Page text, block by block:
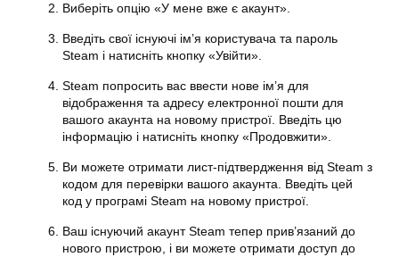
Виберіть опцію «У мене вже є акаунт».
Введіть свої існуючі ім’я користувача та пароль
Steam і натисніть кнопку «Увійти».
Steam попросить вас ввести нове ім’я для
відображення та адресу електронної пошти для
вашого акаунта на новому пристрої. Введіть цю
інформацію і натисніть кнопку «Продовжити».
Ви можете отримати лист-підтвердження від Steam з
кодом для перевірки вашого акаунта. Введіть цей
код у програмі Steam на новому пристрої.
Ваш існуючий акаунт Steam тепер прив’язаний до
нового пристрою, і ви можете отримати доступ до